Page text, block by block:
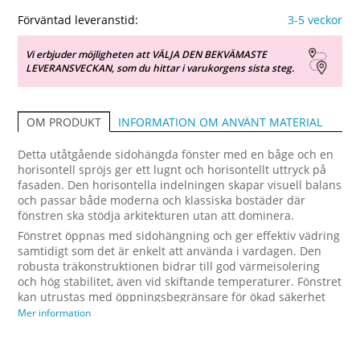
Förväntad leveranstid: 3-5 veckor
Vi erbjuder möjligheten att VÄLJA DEN BEKVÄMASTE
LEVERANSVECKAN, som du hittar i varukorgens sista steg.
OM PRODUKT INFORMATION OM ANVÄNT MATERIAL
Detta utåtgående sidohängda fönster med en båge och en
horisontell spröjs ger ett lugnt och horisontellt uttryck på
fasaden. Den horisontella indelningen skapar visuell balans
och passar både moderna och klassiska bostäder där
fönstren ska stödja arkitekturen utan att dominera.
Fönstret öppnas med sidohängning och ger effektiv vädring
samtidigt som det är enkelt att använda i vardagen. Den
robusta träkonstruktionen bidrar till god värmeisolering
och hög stabilitet, även vid skiftande temperaturer. Fönstret
kan utrustas med öppningsbegränsare för ökad säkerhet
vid vädring samt funktionsglas för bättre komfort och
Mer information